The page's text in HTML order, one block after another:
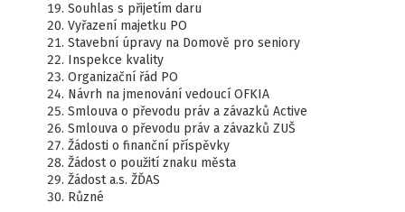
Souhlas s přijetím daru
Vyřazení majetku PO
Stavební úpravy na Domově pro seniory
Inspekce kvality
Organizační řád PO
Návrh na jmenování vedoucí OFKIA
Smlouva o převodu práv a závazků Active
Smlouva o převodu práv a závazků ZUŠ
Žádosti o finanční příspěvky
Žádost o použití znaku města
Žádost a.s. ŽĎAS
Různé